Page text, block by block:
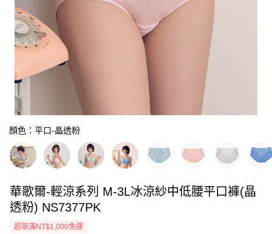
顏色：平口-晶透粉
華歌爾-輕涼系列 M-3L冰涼紗中低腰平口褲(晶
透粉) NS7377PK
超取滿NT$1,000免運